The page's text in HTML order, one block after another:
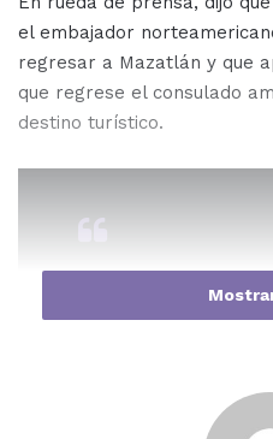
el embajador
regresar a Mazatlán y que
que regrese el consulado
destino turístico.
“(La visita a
Mazatlán, ¿qué